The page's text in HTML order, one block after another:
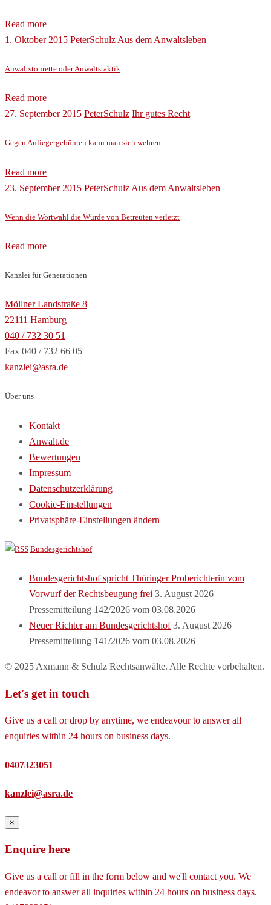
Read more
1. Oktober 2015 PeterSchulz Aus dem Anwaltsleben
Anwaltstourette oder Anwaltstaktik
Read more
27. September 2015 PeterSchulz Ihr gutes Recht
Gegen Anliegergebühren kann man sich wehren
Read more
23. September 2015 PeterSchulz Aus dem Anwaltsleben
Wenn die Wortwahl die Würde von Betreuten verletzt
Read more
Kanzlei für Generationen
Möllner Landstraße 8
22111 Hamburg
040 / 732 30 51
Fax 040 / 732 66 05
kanzlei@asra.de
Über uns
Kontakt
Anwalt.de
Bewertungen
Impressum
Datenschutzerklärung
Cookie-Einstellungen
Privatsphäre-Einstellungen ändern
Bundesgerichtshof
Bundesgerichtshof spricht Thüringer Proberichterin vom
Vorwurf der Rechtsbeugung frei 3. August 2026
Pressemitteilung 142/2026 vom 03.08.2026
Neuer Richter am Bundesgerichtshof 3. August 2026
Pressemitteilung 141/2026 vom 03.08.2026
© 2025 Axmann & Schulz Rechtsanwälte. Alle Rechte vorbehalten.
Let's get in touch
Give us a call or drop by anytime, we endeavour to answer all
enquiries within 24 hours on business days.
0407323051
kanzlei@asra.de
×
Enquire here
Give us a call or fill in the form below and we'll contact you. We
endeavor to answer all inquiries within 24 hours on business days.